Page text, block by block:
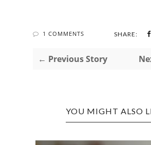
1 COMMENTS SHARE:
← Previous Story
YOU MIGHT ALSO